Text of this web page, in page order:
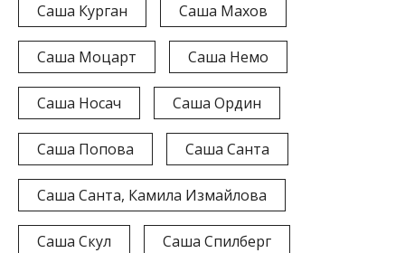
Саша Курган Саша Махов
Саша Моцарт Саша Немо
Саша Носач Саша Ордин
Саша Попова Саша Санта
Саша Санта, Камила Измайлова
Саша Скул Саша Спилберг